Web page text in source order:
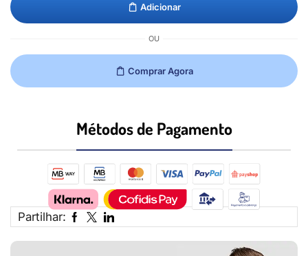
Adicionar
OU
Comprar Agora
Métodos de Pagamento​
Partilhar: